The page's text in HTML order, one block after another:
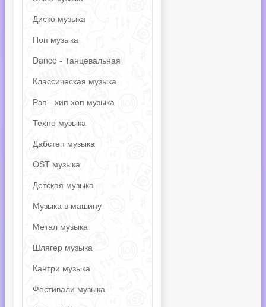
Диско музыка
Поп музыка
Dance - Танцевальная
Классическая музыка
Рэп - хип хоп музыка
Техно музыка
Дабстеп музыка
OST музыка
Детская музыка
Музыка в машину
Метал музыка
Шлягер музыка
Кантри музыка
Фестивали музыка